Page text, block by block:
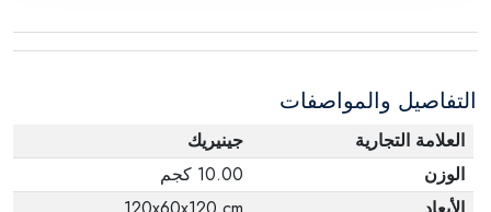
التفاصيل والمواصفات
العلامة التجارية
جينيريك
الوزن
10.00 كجم